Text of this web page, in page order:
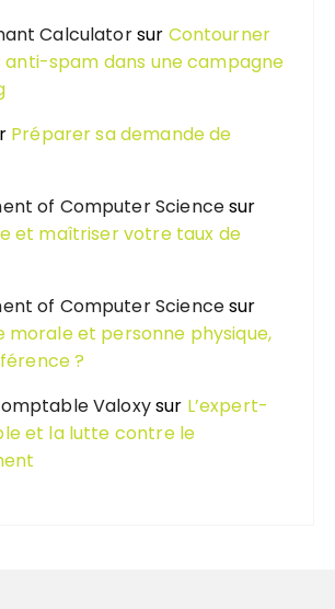
Calculatorsur Contourner
anti-spam dans une campagne
Préparer sa demande de
of Computer Sciencesur
et maîtriser votre taux de
of Computer Sciencesur
morale et personne physique,
?
Valoxysur L’expert-
et la lutte contre le